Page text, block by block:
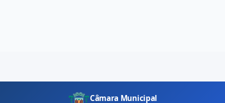
Câmara Municipal